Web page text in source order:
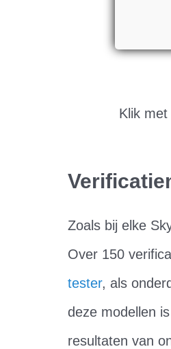
Klik
Zoals bij elke
Over 150
tester, als
deze modellen
resultaten van